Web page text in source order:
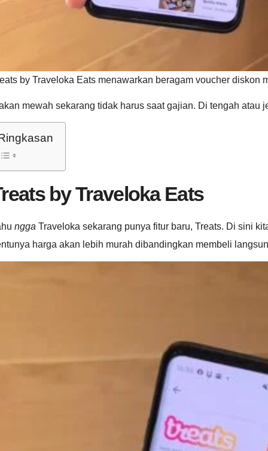
by Traveloka Eats menawarkan beragam voucher
mewah sekarang tidak harus saat gajian. Di tengah
by Traveloka Eats
ngga Traveloka sekarang punya fitur baru, Treats. Di sini
harga akan lebih murah dibandingkan membeli